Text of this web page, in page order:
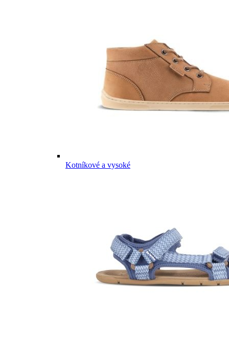
Kotníkové a vysoké